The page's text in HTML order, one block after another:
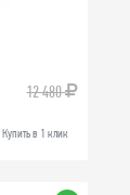
12 480
Купить в 1 клик